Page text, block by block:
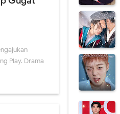
Play. Drama